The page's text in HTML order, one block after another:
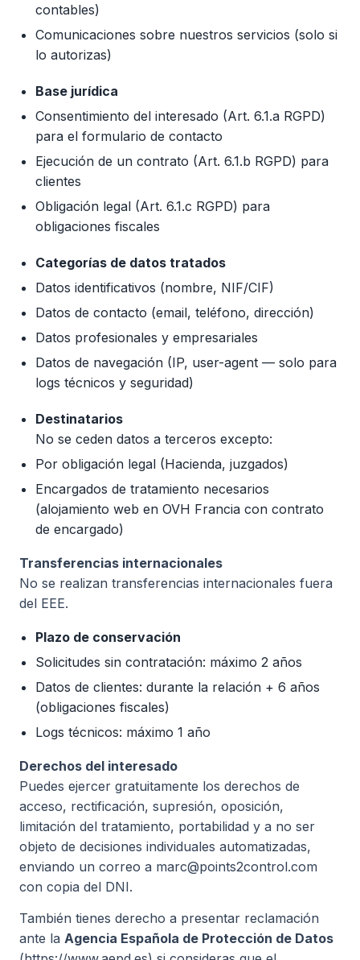
contables)
Comunicaciones sobre nuestros servicios (solo si
lo autorizas)
Base jurídica
Consentimiento del interesado (Art. 6.1.a RGPD)
para el formulario de contacto
Ejecución de un contrato (Art. 6.1.b RGPD) para
clientes
Obligación legal (Art. 6.1.c RGPD) para
obligaciones fiscales
Categorías de datos tratados
Datos identificativos (nombre, NIF/CIF)
Datos de contacto (email, teléfono, dirección)
Datos profesionales y empresariales
Datos de navegación (IP, user-agent — solo para
logs técnicos y seguridad)
Destinatarios
No se ceden datos a terceros excepto:
Por obligación legal (Hacienda, juzgados)
Encargados de tratamiento necesarios
(alojamiento web en OVH Francia con contrato
de encargado)
Transferencias internacionales
No se realizan transferencias internacionales fuera
del EEE.
Plazo de conservación
Solicitudes sin contratación: máximo 2 años
Datos de clientes: durante la relación + 6 años
(obligaciones fiscales)
Logs técnicos: máximo 1 año
Derechos del interesado
Puedes ejercer gratuitamente los derechos de
acceso, rectificación, supresión, oposición,
limitación del tratamiento, portabilidad y a no ser
objeto de decisiones individuales automatizadas,
enviando un correo a marc@points2control.com
con copia del DNI.
También tienes derecho a presentar reclamación
ante la Agencia Española de Protección de Datos